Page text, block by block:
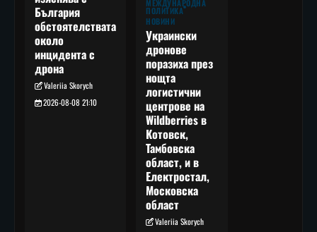
България
обстоятелствата
около
инцидента с
дрона
Valeriia Skorych
2026-08-08 21:10
МЕЖДУНАРОДНА
ПОЛИТИКА
НОВИНИ
Украински
дронове
поразиха през
нощта
логистични
центрове на
Wildberries в
Котовск,
Тамбовска
област, и в
Електростал,
Московска
област
Valeriia Skorych